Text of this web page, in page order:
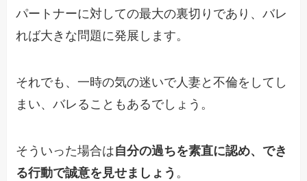
パートナーに対しての最大の裏切りであり、バレ
れば大きな問題に発展します。
それでも、一時の気の迷いで人妻と不倫をしてし
まい、バレることもあるでしょう。
そういった場合は自分の過ちを素直に認め、でき
る行動で誠意を見せましょう 。